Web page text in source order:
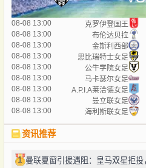
08-08 13:00 克罗伊登国王
08-08 13:00
布伦达贝拉
08-08 13:00
金斯利西部
08-08 13:00
思比瑞特士女足
08-08 13:00
公牛学院女足
08-08 13:00
马卡瑟尔女足
08-08 13:00
A.P.I.A莱洽德女足
08-08 13:00
曼立联女足
08-08 13:00
海利斯联女足
资讯推荐
1